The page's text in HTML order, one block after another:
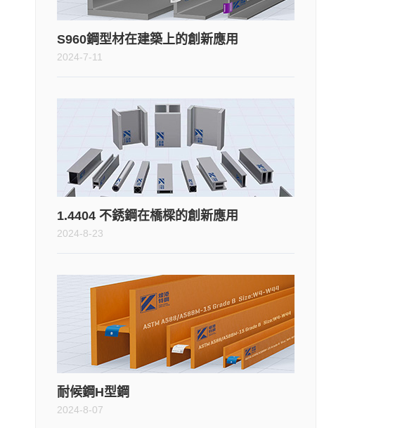
S960鋼型材在建築上的創新應用
2024-7-11
1.4404 不銹鋼在橋樑的創新應用
2024-8-23
耐候鋼H型鋼
2024-8-07